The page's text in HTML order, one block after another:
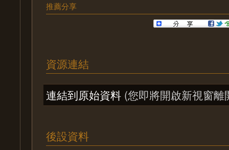
推薦分享
資源連結
連結到原始資料 (您即將開啟新視窗離
後設資料